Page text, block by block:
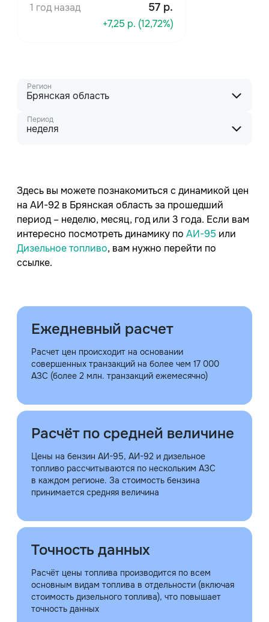
Регион
Брянская область
Период
неделя
1 год назад 57 р.
+7,25 р. (12,72%)
Здесь вы можете познакомиться с динамикой цен
на АИ-92 в Брянская область за прошедший
период – неделю, месяц, год или 3 года. Если вам
интересно посмотреть динамику по АИ-95 или
Дизельное топливо, вам нужно перейти по
ссылке.
Ежедневный расчет
Расчет цен происходит на основании
совершенных транзакций на более чем 17 000
АЗС (более 2 млн. транзакций ежемесячно)
Расчёт по средней величине
Цены на бензин АИ-95, АИ-92 и дизельное
топливо рассчитываются по нескольким АЗС
в каждом регионе. За стоимость бензина
принимается средняя величина
Точность данных
Расчёт цены топлива производится по всем
основным видам топлива в отдельности (включая
стоимость дизельного топлива), что повышает
точность данных